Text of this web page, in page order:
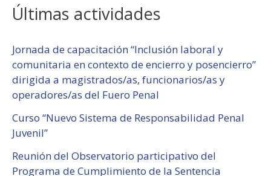
Últimas actividades
Jornada de capacitación “Inclusión laboral y
comunitaria en contexto de encierro y posencierro”
dirigida a magistrados/as, funcionarios/as y
operadores/as del Fuero Penal
Curso “Nuevo Sistema de Responsabilidad Penal
Juvenil”
Reunión del Observatorio participativo del
Programa de Cumplimiento de la Sentencia